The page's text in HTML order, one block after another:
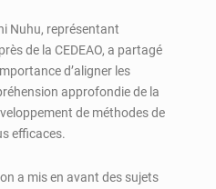
Nuhu, représentant
de la CEDEAO, a partagé
d’aligner les
approfondie de la
de méthodes de
efficaces.
a mis en avant des sujets